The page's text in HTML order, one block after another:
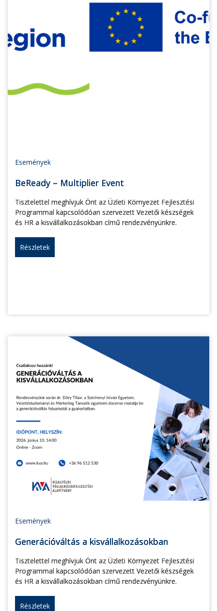
Események
BeReady – Multiplier Event
Tisztelettel meghívjuk Önt az Üzleti Környezet Fejlesztési
Programmal kapcsolódóan szervezett Vezetői készségek
és HR a kisvállalkozásokban című rendezvényünkre.
Részletek
Események
Generációváltás a kisvállalkozásokban
Tisztelettel meghívjuk Önt az Üzleti Környezet Fejlesztési
Programmal kapcsolódóan szervezett Vezetői készségek
és HR a kisvállalkozásokban című rendezvényünkre.
Részletek